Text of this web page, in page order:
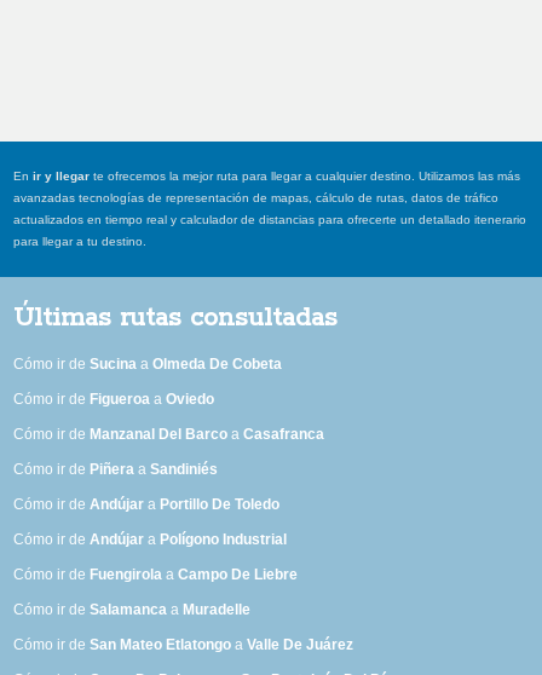
Enir y llegar te ofrecemos la mejor ruta para llegar a cualquier destino. Utilizamos las más
avanzadas tecnologías de representación de mapas, cálculo de rutas, datos de tráfico
actualizados en tiempo real y calculador de distancias para ofrecerte un detallado itenerario
para llegar a tu destino.
Últimas rutas consultadas
Cómo ir deSucina aOlmeda De Cobeta
Cómo ir de Figueroa aOviedo
Cómo ir de Manzanal Del Barco aCasafranca
Cómo ir de Piñera aSandiniés
Cómo ir deAndújar a Portillo De Toledo
Cómo ir deAndújar a Polígono Industrial
Cómo ir de Fuengirola aCampo De Liebre
Cómo ir deSalamanca a Muradelle
Cómo ir deSan Mateo Etlatongo aValle De Juárez